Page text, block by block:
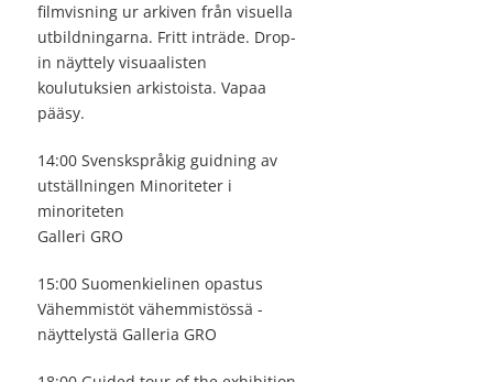
filmvisning ur arkiven från visuella
utbildningarna. Fritt inträde. Drop-
in näyttely visuaalisten
koulutuksien arkistoista. Vapaa
pääsy.
14:00 Svenskspråkig guidning av
utställningen Minoriteter i
minoriteten
Galleri GRO
15:00 Suomenkielinen opastus
Vähemmistöt vähemmistössä -
näyttelystä Galleria GRO